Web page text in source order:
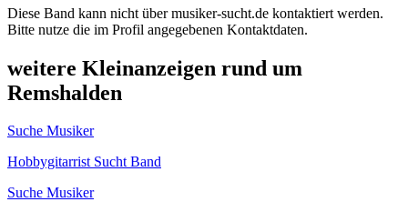
Diese Band kann nicht über musiker-sucht.de kontaktiert werden.
Bitte nutze die im Profil angegebenen Kontaktdaten.
weitere Kleinanzeigen rund um
Remshalden
Suche Musiker
Hobbygitarrist Sucht Band
Suche Musiker